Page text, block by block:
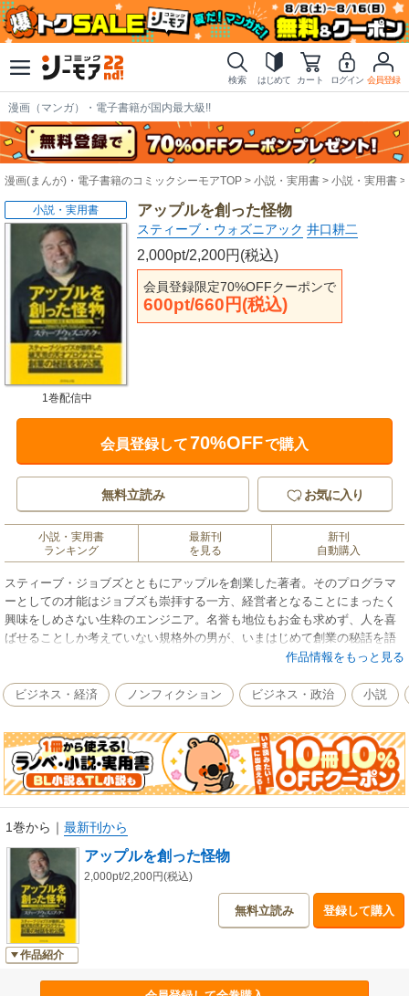
検索 はじめて カート ログイン 会員登録
漫画（マンガ）・電子書籍が国内最大級!!
漫画(まんが)・電子書籍のコミックシーモアTOP 小説・実用書 小説・実用書
アップルを創った怪物
スティーブ・ウォズニアック 井口耕二
2,000pt/2,200円(税込)
会員登録限定70%OFFクーポンで
600pt/660円(税込)
小説・実用書
1巻配信中
会員登録して70%OFFで購入
無料立読み お気に入り
小説・実用書
ランキング
最新刊
を見る
新刊
自動購入
スティーブ・ジョブズとともにアップルを創業した著者。そのプログラマ
ーとしての才能はジョブズも崇拝する一方、経営者となることにまったく
興味をしめさない生粋のエンジニア。名誉も地位もお金も求めず、人を喜
ばせることしか考えていない規格外の男が、いまはじめて創業の秘話を語
作品情報をもっと見る
ビジネス・経済 ノンフィクション ビジネス・政治 小説
1巻から ｜ 最新刊から
作品紹介
アップルを創った怪物
2,000pt/2,200円(税込)
無料立読み 登録して購入